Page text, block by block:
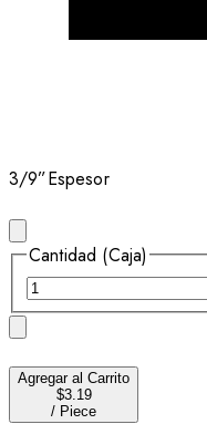
3/9”Espesor
Cantidad (Caja)
Agregar al Carrito
$3.19
/ Piece